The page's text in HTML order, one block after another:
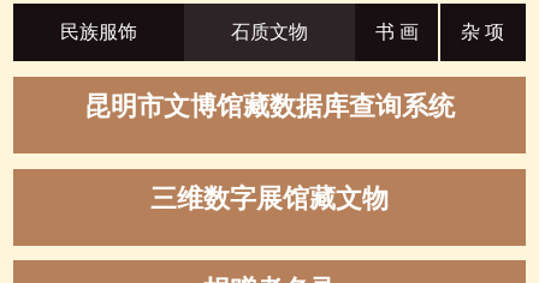
民族服饰 石质文物 书 画 杂 项
昆明市文博馆藏数据库查询系统
三维数字展馆藏文物